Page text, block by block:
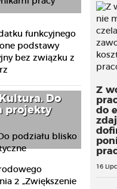
funkcyjnego
podstawy
bez związku z
Do
projekty
2 „Zwiększenie
Z
do
16